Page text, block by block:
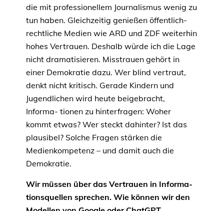
die mit professionellem Journalismus wenig zu
tun haben. Gleichzeitig genießen öffentlich-
rechtliche Medien wie ARD und ZDF weiterhin
hohes Vertrauen. Deshalb würde ich die Lage
nicht dramatisieren. Misstrauen gehört in
einer Demokratie dazu. Wer blind vertraut,
denkt nicht kritisch. Gerade Kindern und
Jugendlichen wird heute beigebracht,
Informa- tionen zu hinterfragen: Woher
kommt etwas? Wer steckt dahinter? Ist das
plausibel? Solche Fragen stärken die
Medienkompetenz – und damit auch die
Demokratie.
Wir müssen über das Vertrauen in Informa-
tionsquellen sprechen. Wie können wir den